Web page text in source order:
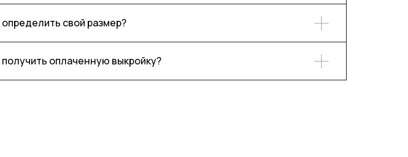
определить свой размер?
получить оплаченную выкройку?